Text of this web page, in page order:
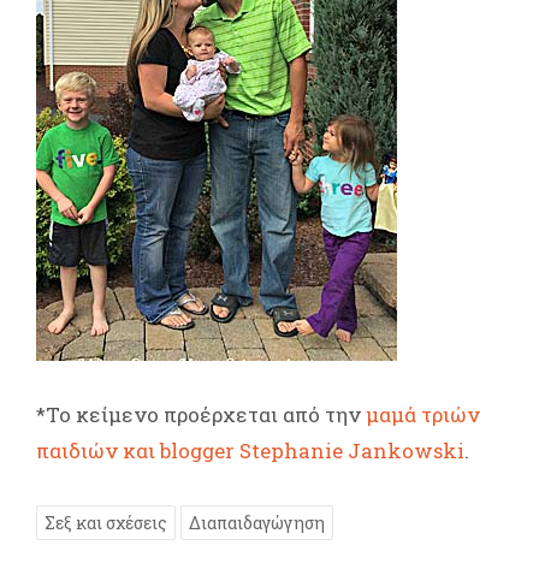
*Το κείμενο προέρχεται από τηνμαμά τριών
παιδιών και blogger Stephanie Jankowski.
Σεξ και σχέσεις Διαπαιδαγώγηση